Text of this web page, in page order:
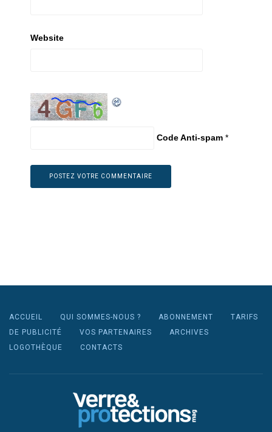
Website
Code Anti-spam *
ACCUEIL QUI SOMMES-NOUS ? ABONNEMENT
TARIFS
DE PUBLICITÉ
VOS PARTENAIRES
ARCHIVES
LOGOTHÈQUE
CONTACTS